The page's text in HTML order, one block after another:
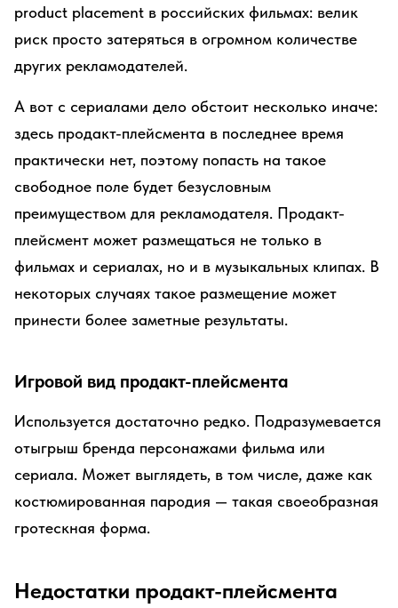
product placement в российских фильмах: велик
риск просто затеряться в огромном количестве
других рекламодателей.
А вот с сериалами дело обстоит несколько иначе:
здесь продакт-плейсмента в последнее время
практически нет, поэтому попасть на такое
свободное поле будет безусловным
преимуществом для рекламодателя. Продакт-
плейсмент может размещаться не только в
фильмах и сериалах, но и в музыкальных клипах. В
некоторых случаях такое размещение может
принести более заметные результаты.
Игровой вид продакт-плейсмента
Используется достаточно редко. Подразумевается
отыгрыш бренда персонажами фильма или
сериала. Может выглядеть, в том числе, даже как
костюмированная пародия — такая своеобразная
гротескная форма.
Недостатки продакт-плейсмента